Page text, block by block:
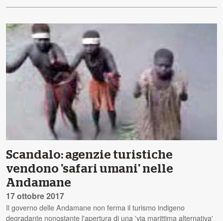
Scandalo: agenzie turistiche
vendono 'safari umani' nelle
Andamane
17 ottobre 2017
Il governo delle Andamane non ferma il turismo indigeno
degradante nonostante l'apertura di una 'via marittima alternativa'